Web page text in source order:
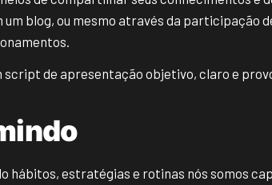
um blog, ou mesmo através da participação
script de apresentação objetivo, claro e
hábitos, estratégias e rotinas nós somos